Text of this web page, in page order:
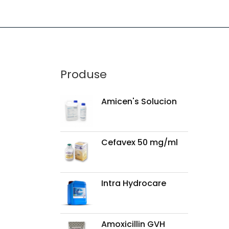
Produse
Amicen's Solucion
Cefavex 50 mg/ml
Intra Hydrocare
Amoxicillin GVH